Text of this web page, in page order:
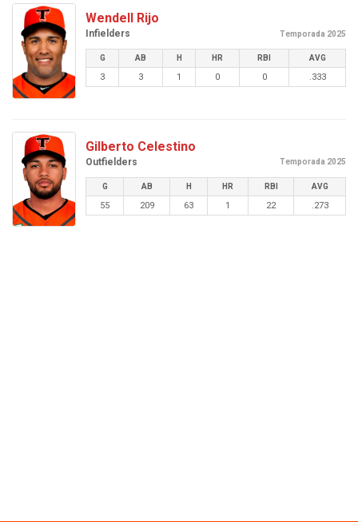
Wendell Rijo
Infielders Temporada 2025
G AB H HR RBI AVG
3 3 1 0 0 .333
Gilberto Celestino
Outfielders Temporada 2025
G AB H HR RBI AVG
55 209 63 1 22 .273